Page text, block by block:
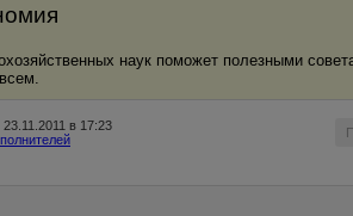
наук поможет полезными
в 17:23